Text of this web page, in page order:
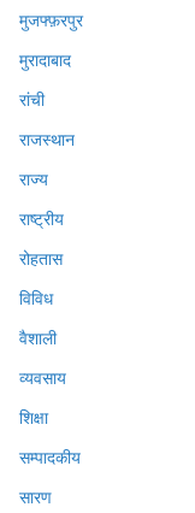
मुजफ्फ़रपुर
मुरादाबाद
रांची
राजस्थान
राज्य
राष्ट्रीय
रोहतास
विविध
वैशाली
व्यवसाय
शिक्षा
सम्पादकीय
सारण